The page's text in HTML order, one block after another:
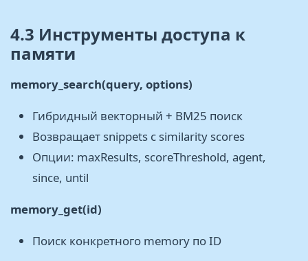
4.3 Инструменты доступа к
памяти
memory_search(query, options)
Гибридный векторный + BM25 поиск
Возвращает snippets с similarity scores
Опции: maxResults, scoreThreshold, agent,
since, until
memory_get(id)
Поиск конкретного memory по ID